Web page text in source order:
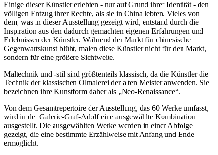
Einige dieser Künstler erlebten - nur auf Grund ihrer Identität - den
völligen Entzug ihrer Rechte, als sie in China lebten. Vieles von
dem, was in dieser Ausstellung gezeigt wird, entstand durch die
Inspiration aus den dadurch gemachten eigenen Erfahrungen und
Erlebnissen der Künstler. Während der Markt für chinesische
Gegenwartskunst blüht, malen diese Künstler nicht für den Markt,
sondern für eine größere Sichtweite.
Maltechnik und -stil sind größtenteils klassisch, da die Künstler die
Technik der klassischen Ölmalerei der alten Meister anwenden. Sie
bezeichnen ihre Kunstform daher als „Neo-Renaissance“.
Von dem Gesamtrepertoire der Ausstellung, das 60 Werke umfasst,
wird in der Galerie-Graf-Adolf eine ausgewählte Kombination
ausgestellt. Die ausgewählten Werke werden in einer Abfolge
gezeigt, die eine bestimmte Erzählweise mit Anfang und Ende
ermöglicht.